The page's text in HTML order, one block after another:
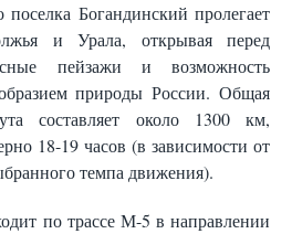
Богандинский пролегает
и Урала, открывая перед
пейзажи и возможность
природы России. Общая
составляет около 1300 км,
18-19 часов (в зависимости от
темпа движения).
по трассе М-5 в направлении